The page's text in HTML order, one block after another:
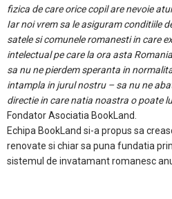
fizica de care orice copil are nevoie
Iar noi vrem sa le asiguram conditiile
satele si comunele romanesti in care
intelectual pe care la ora asta
sa nu ne pierdem speranta in
intampla in jurul nostru – sa nu ne
directie in care natia noastra o poate
Fondator Asociatia BookLand.
Echipa BookLand si-a propus sa
renovate si chiar sa puna fundatia
sistemul de invatamant romanesc